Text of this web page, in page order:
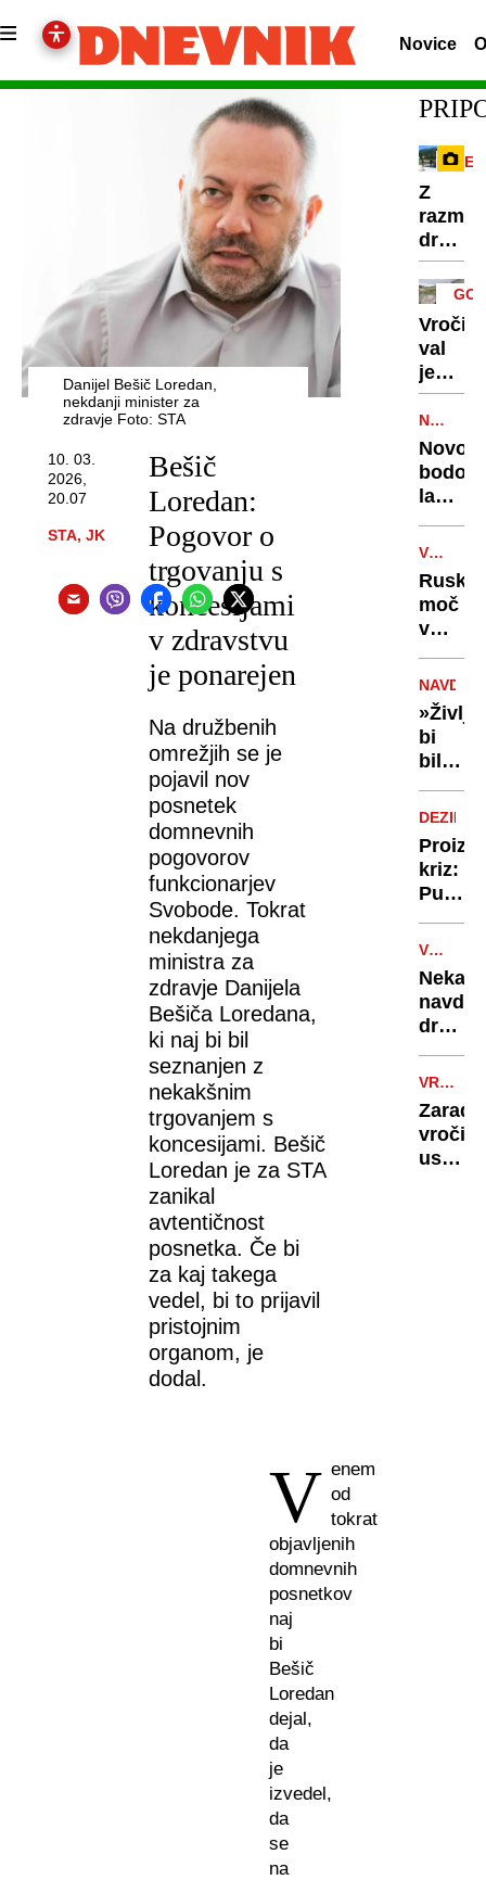
Novice
Danijel Bešič Loredan,
nekdanji minister za
zdravje Foto: STA
Bešič
Loredan:
Pogovor o
trgovanju s
koncesijami
v zdravstvu
je ponarejen
Na družbenih
omrežjih se je
pojavil nov
posnetek
domnevnih
pogovorov
funkcionarjev
Svobode. Tokrat
nekdanjega
ministra za
zdravje Danijela
Bešiča Loredana,
ki naj bi bil
seznanjen z
nekakšnim
trgovanjem s
koncesijami. Bešič
Loredan je za STA
zanikal
avtentičnost
posnetka. Če bi
za kaj takega
vedel, bi to prijavil
pristojnim
organom, je
dodal.
10. 03.
2026,
20.07
STA, JK
V enem
od
tokrat
objavljenih
domnevnih
posnetkov
naj
bi
Bešič
Loredan
dejal,
da
je
izvedel,
da
se
na
Z
omrežij
na
Vršič
leze
vsak,
ki
ozadje
za
selfije
val
je
gore,
zaradi
vode
v
kočah
BOLEZNI
bodo
lahko
že v
VOJNA
V
Ruska
moč
v
Tihem
vajo
in
rakete
bi
bilo
97-
letnica
z
podrla
lastni
rekord
kriz:
Putin
je
našel
novo
orožje
za
V
ZDA
drugi
nove
viruse
VAL
Zaradi